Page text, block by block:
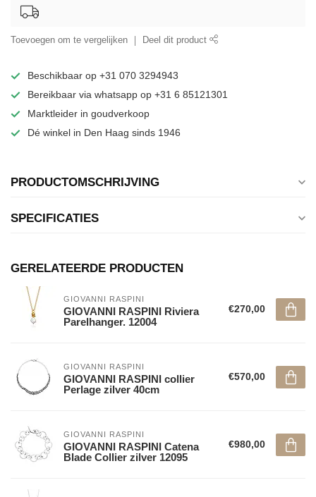
Toevoegen om te vergelijken Deel dit product
Beschikbaar op +31 070 3294943
Bereikbaar via whatsapp op +31 6 85121301
Marktleider in goudverkoop
Dé winkel in Den Haag sinds 1946
PRODUCTOMSCHRIJVING
SPECIFICATIES
GERELATEERDE PRODUCTEN
GIOVANNI RASPINI
GIOVANNI RASPINI Riviera
Parelhanger. 12004
€270,00
GIOVANNI RASPINI
GIOVANNI RASPINI collier
Perlage zilver 40cm
€570,00
GIOVANNI RASPINI
GIOVANNI RASPINI Catena
Blade Collier zilver 12095
€980,00